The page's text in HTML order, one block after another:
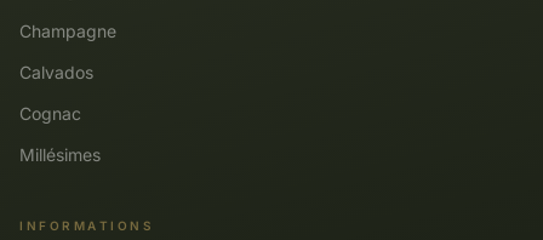
Champagne
Calvados
Cognac
Millésimes
INFORMATIONS